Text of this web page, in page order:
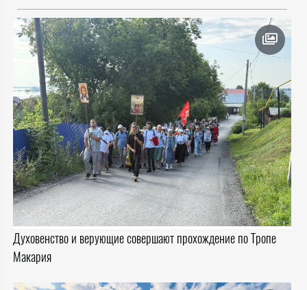
Духовенство и верующие совершают прохождение по Тропе
Макария